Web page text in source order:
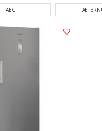
AETERNUM AGFA